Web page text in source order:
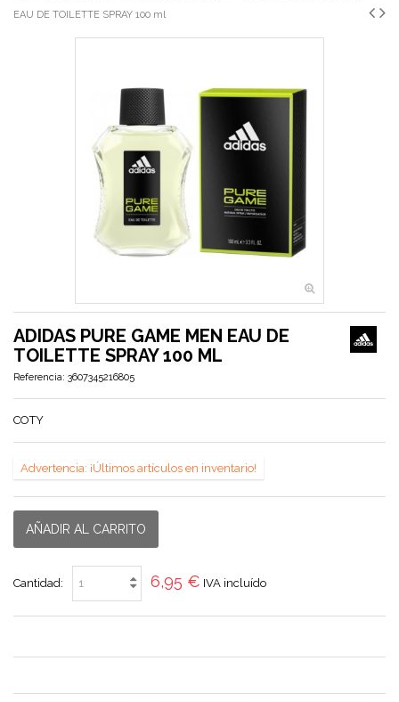
EAU DE TOILETTE SPRAY 100 ml
ADIDAS PURE GAME MEN EAU DE
TOILETTE SPRAY 100 ML
Referencia: 3607345216805
COTY
Advertencia: ¡Últimos artículos en inventario!
AÑADIR AL CARRITO
Cantidad: 6,95 € IVA incluído